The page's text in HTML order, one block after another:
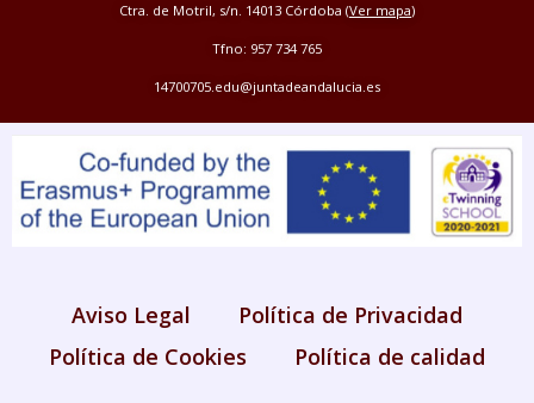
Ctra. de Motril, s/n. 14013 Córdoba (Ver mapa)
Tfno: 957 734 765
14700705.edu@juntadeandalucia.es
Aviso Legal
Política de Privacidad
Política de Cookies
Política de calidad